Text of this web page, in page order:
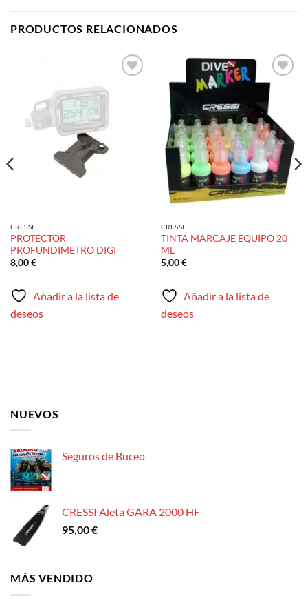
PRODUCTOS RELACIONADOS
CRESSI
PROTECTOR
PROFUNDIMETRO DIGI
8,00€
Añadir a la lista de
deseos
Añadir
lista de
deseos
CRESSI
TINTA MARCAJE EQUIPO 20
ML
5,00€
Añadir a la lista de
deseos
NUEVOS
Seguros de Buceo
CRESSI Aleta GARA 2000 HF
95,00€
MÁS VENDIDO